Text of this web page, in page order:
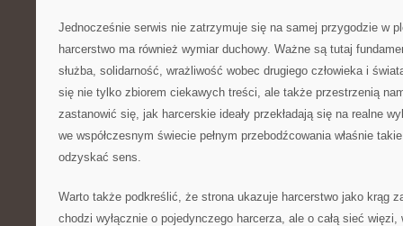
Jednocześnie serwis nie zatrzymuje się na samej przygodzie w
harcerstwo ma również wymiar duchowy. Ważne są tutaj
służba, solidarność, wrażliwość wobec drugiego człowieka i
się nie tylko zbiorem ciekawych treści, ale także przestrzenią
zastanowić się, jak harcerskie ideały przekładają się na realne
we współczesnym świecie pełnym przebodźcowania właśnie
odzyskać sens.
Warto także podkreślić, że strona ukazuje harcerstwo jako krąg
chodzi wyłącznie o pojedynczego harcerza, ale o całą sieć